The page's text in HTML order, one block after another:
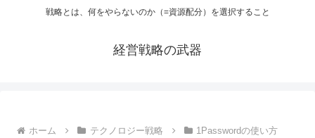
戦略とは、何をやらないのか（=資源配分）を選択すること
経営戦略の武器
ホーム テクノロジー戦略 1Passwordの使い方